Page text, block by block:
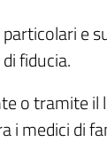
e
fiducia.
o tramite
medici di